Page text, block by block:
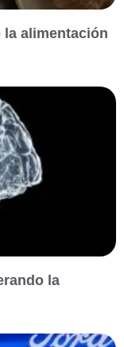
la alimentación
la